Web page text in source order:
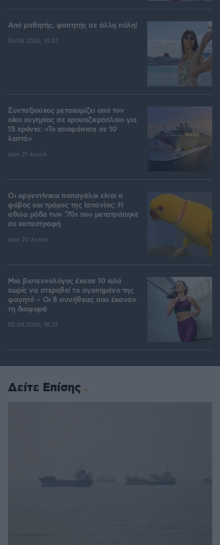
Από μαθητής, φοιτητής σε άλλη πόλη!
06.08.2026, 10:52
Συνταξιούχος μετακομίζει από τον
οίκο ευγηρίας σε κρουαζιερόπλοιο για
15 χρόνια: «Το αποφάσισα σε 10
λεπτά»
πριν 21 λεπτά
Οι αργεντίνικοι παπαγάλοι είναι ο
φόβος και τρόμος της Ισπανίας: Η
αθώα μόδα των '70s που μετατράπηκε
σε καταστροφή
πριν 20 λεπτά
Μια βιοτεχνολόγος έχασε 10 κιλά
χωρίς να στερηθεί το αγαπημένο της
φαγητό – Οι 8 συνήθειες που έκαναν
τη διαφορά
05.08.2026, 18:31
Δείτε Επίσης